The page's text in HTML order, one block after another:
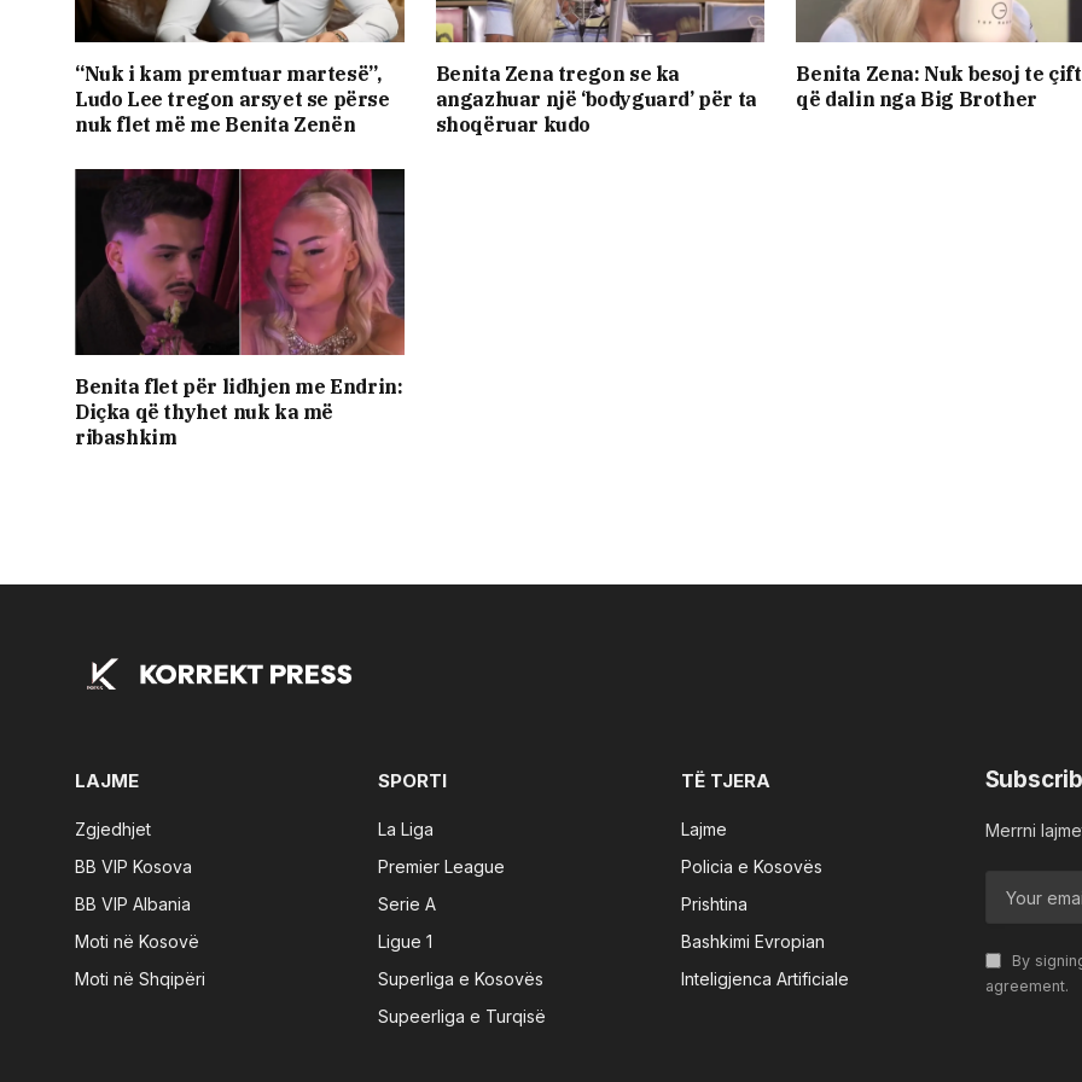
“Nuk i kam premtuar martesë”,
Ludo Lee tregon arsyet se përse
nuk flet më me Benita Zenën
Benita Zena tregon se ka
angazhuar një ‘bodyguard’ për ta
shoqëruar kudo
Benita Zena: Nuk besoj te
që dalin nga Big Brother
Benita flet për lidhjen me Endrin:
Diçka që thyhet nuk ka më
ribashkim
LAJME
Zgjedhjet
BB VIP Kosova
BB VIP Albania
Moti në Kosovë
Moti në Shqipëri
SPORTI
La Liga
Premier League
Serie A
Ligue 1
Superliga e Kosovës
Supeerliga e Turqisë
TË TJERA
Lajme
Policia e Kosovës
Prishtina
Bashkimi Evropian
Inteligjenca Artificiale
Merrni
By
agreement.